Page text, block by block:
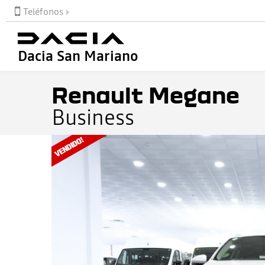
Teléfonos
Dacia San Mariano
Renault Megane
Business